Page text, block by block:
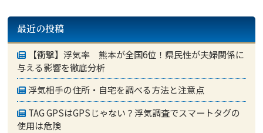
最近の投稿
【衝撃】浮気率 熊本が全国6位！県民性が夫婦関係に
与える影響を徹底分析
浮気相手の住所・自宅を調べる方法と注意点
TAG GPSはGPSじゃない？浮気調査でスマートタグの
使用は危険